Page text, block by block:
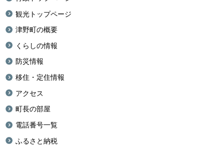
観光トップページ
津野町の概要
くらしの情報
防災情報
移住・定住情報
アクセス
町長の部屋
電話番号一覧
ふるさと納税